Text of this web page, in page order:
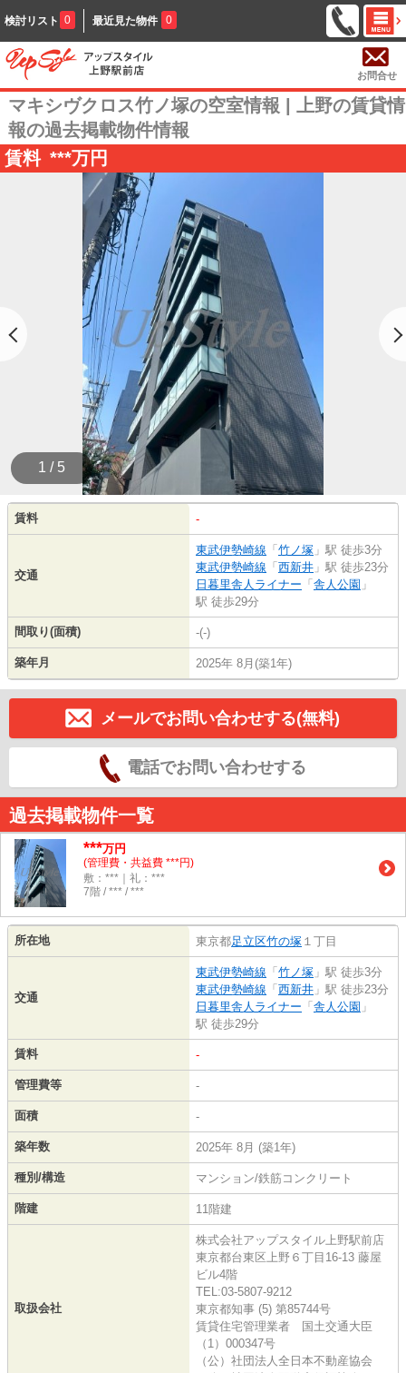
検討リスト 0 最近見た物件 0
お問合せ
マキシヴクロス竹ノ塚の空室情報 | 上野の賃貸情
報の過去掲載物件情報
賃料 ***万円
1 / 5
賃料 -
交通
東武伊勢崎線 「 竹ノ塚 」駅 徒歩3分
東武伊勢崎線 「 西新井 」駅 徒歩23分
日暮里舎人ライナー 「 舎人公園 」
駅 徒歩29分
間取り(面積) -(-)
築年月 2025年 8月(築1年)
メールでお問い合わせする(無料)
電話でお問い合わせする
過去掲載物件一覧
***万円
(管理費・共益費 ***円)
敷：***｜礼：***
7階 / *** / ***
所在地 東京都足立区竹の塚 １丁目
交通
東武伊勢崎線 「 竹ノ塚 」駅 徒歩3分
東武伊勢崎線 「 西新井 」駅 徒歩23分
日暮里舎人ライナー 「 舎人公園 」
駅 徒歩29分
賃料 -
管理費等 -
面積 -
築年数 2025年 8月 (築1年)
種別/構造 マンション/鉄筋コンクリート
階建 11階建
取扱会社
株式会社アップスタイル上野駅前店
東京都台東区上野６丁目16-13 藤屋
ビル4階
TEL:03-5807-9212
東京都知事 (5) 第85744号
賃貸住宅管理業者 国土交通大臣
（1）000347号
（公）社団法人全日本不動産協会